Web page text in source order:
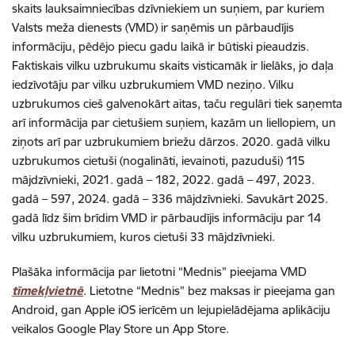
skaits lauksaimniecības dzīvniekiem un suņiem, par kuriem
Valsts meža dienests (VMD) ir saņēmis un pārbaudījis
informāciju, pēdējo piecu gadu laikā ir būtiski pieaudzis.
Faktiskais vilku uzbrukumu skaits visticamāk ir lielāks, jo daļa
iedzīvotāju par vilku uzbrukumiem VMD neziņo. Vilku
uzbrukumos cieš galvenokārt aitas, taču regulāri tiek saņemta
arī informācija par cietušiem suņiem, kazām un liellopiem, un
ziņots arī par uzbrukumiem briežu dārzos. 2020. gadā vilku
uzbrukumos cietuši (nogalināti, ievainoti, pazuduši) 115
mājdzīvnieki, 2021. gadā – 182, 2022. gadā – 497, 2023.
gadā – 597, 2024. gadā – 336 mājdzīvnieki. Savukārt 2025.
gadā līdz šim brīdim VMD ir pārbaudījis informāciju par 14
vilku uzbrukumiem, kuros cietuši 33 mājdzīvnieki.
Plašāka informācija par lietotni “Mednis” pieejama VMD
tīmekļvietnē. Lietotne “Mednis” bez maksas ir pieejama gan
Android, gan Apple iOS ierīcēm un lejupielādējama aplikāciju
veikalos Google Play Store un App Store.